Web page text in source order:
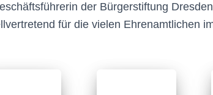
der Bürgerstiftung
für die vielen Ehrenamtlichen